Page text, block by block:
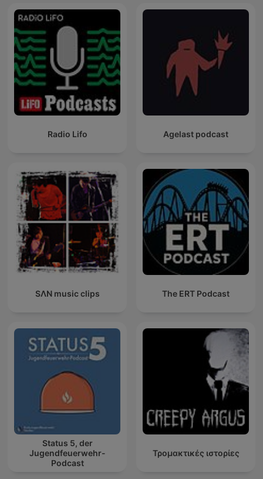
Radio Lifo Agelast podcast
SΛN music clips The ERT Podcast
Status 5, der
Jugendfeuerwehr-
Podcast
Τρομακτικές ιστορίες